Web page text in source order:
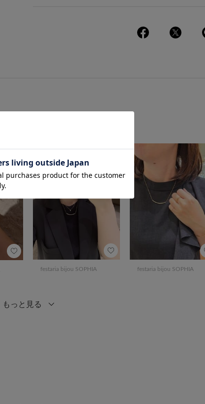
festaria bijou SOPHIA festaria bijou SOPHIA
もっと見る